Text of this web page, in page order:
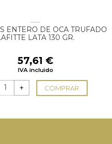
ENTERO DE OCA TRUFADO
LATA 130 GR.
57,61 €
IVA incluido
COMPRAR